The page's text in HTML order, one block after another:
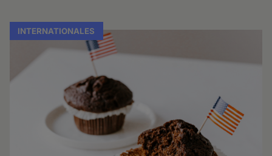
INTERNATIONALES